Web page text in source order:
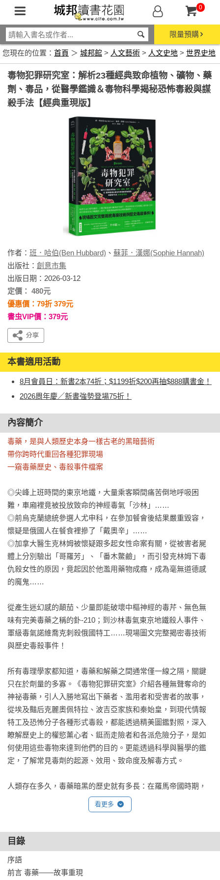
0
限量預購
您現在的位置： 首頁 ＞ 城邦館 > 人文藝術 > 人文史地 > 世界史地
毒物犯罪研究室：解析23種經典致命植物、礦物、藥
劑、毒品，從醫學鑑識＆毒物科學揭秘恐怖毒殺與謀
殺手法【經典重現版】
作者： 班．哈伯(Ben Hubbard) 、 蘇菲．漢娜(Sophie Hannah)
出版社： 創意市集
出版日期：2026-03-12
定價： 480元
優惠價：79折 379元
書虫VIP價：379元
本書適用活動
8月會員日：新書2本74折；$1199折$200再抽$888購書金！
2026周年慶／新書強勢登場75折！
內容簡介
毒藥，是與人類歷史本身一樣古老的黑暗藝術
帶你跨時代重回各種犯罪現場
一窺毒藥歷史、毒殺事件檔案
◎尖峰上班時間的東京地鐵，大量乘客瞬間痛苦倒地呼吸困
難，車廂裡竟被投放致命的神經毒氣「沙林」……
◎前烏克蘭總統參選人尤申科，在參加餐會後結果嚴重毀容，
懷疑是俄國人在餐食裡摻了「戴奧辛」……
◎加拿大醫生克林姆被懷疑跟多起女性命案有關，從被害者屍
體上分別驗出「哥羅芳」、「番木鱉鹼」，而引發克林姆下毒
仇殺女性的原因，竟起因於他濫用藥物成癮，成為毫無道德感
的魔鬼……
從產生迷幻感的顛茄、少量即能破壞中樞神經的毒芹、無色無
味有完美毒藥之稱的釙-210；到沙林毒氣東京地鐵殺人事件、
軍級毒氣諾維喬克刺殺俄國特工……現場圖文完整揭密毒技術
與歷史毒殺事件！
所有毒理學家都知道，毒藥和解藥之間通常僅一線之隔，關鍵
只在於劑量的多寡。《毒物犯罪研究室》介紹各種無聲奪命的
神祕毒藥，引人入勝地寫出下藥者、濫用者和受害者的故事，
從埃及豔后克麗奧佩特拉、波吉亞家族和秦始皇，到現代情報
特工及恐怖分子各種形式毒殺，都能透過精美圖鑑對照，深入
瞭解歷史上的權慾薰心者、鋌而走險者和各派危險分子，是如
何使用這些毒物來達到他們的目的。更能透過科學與醫學的鑑
定，了解常見毒劑的起源、效用、致命度及解毒方式。
人類存在多久，毒藥暗黑的歷史就有多長：在羅馬帝國時期，
皇帝會任意下毒來剷除敵對勢力；到了文藝復興時代，有人會
在葡萄酒裡偷偷動手腳，一聲不響地暗殺晚宴賓客；直至現
毒藥在人類歷史上一直是未曾中斷的黑暗發展，反映出人類在
科學、科技和社會思考上的進步，也呈現施毒者內心的幻想投
射。毒藥造成的症狀不僅令人震驚、古怪且五花八門，受害者
看更多
目錄
序語
前言 毒藥——故事重現